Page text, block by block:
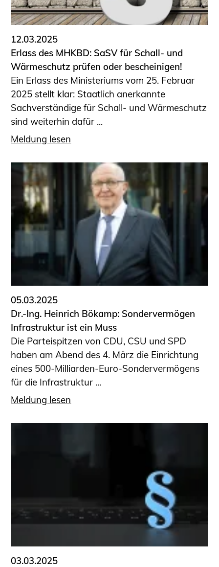
Informationen für Fortbildungsträger
Anträge, Anzeigen, Formulare
Fortbildung/Seminare
Informationen für Ingenieurinnen
und Ingenieure
Recht
Planungswettbewerbe
Publikationen
Stellenbörse
Staatlich anerkannte Sachverständige
Sachverständige
Prüfsachverständige
Qualifizierte Tragwerksplaner/-innen
Bauvorlageberechtigte
Sachkundige für Zustands- und
Funktionsprüfung privater
Abwasserleitungen
Vereinbarungen mit
Ingenieurkammern
Büronachfolge
Zusatzqualifikationen
Geschützter Bereich
Informationen für Auftraggeber und
Verbraucher
Ingenieursuche (Mitglieder der IK-Bau
NRW)
Fachlisten
Projekte für Schülerinnen und Schüler
START.ING. Das Studierenden Praxis-
Wissenswertes für Studierende
Wettbewerbe für Studierende
BLING.BLING.
Presse
12.03.2025
Erlass des MHKBD: SaSV für Schall- und
Wärmeschutz prüfen oder bescheinigen!
Ein Erlass des Ministeriums vom 25. Februar
2025 stellt klar: Staatlich anerkannte
Sachverständige für Schall- und Wärmeschutz
sind weiterhin dafür ...
Meldung lesen
05.03.2025
Dr.-Ing. Heinrich Bökamp: Sondervermögen
Infrastruktur ist ein Muss
Die Parteispitzen von CDU, CSU und SPD
haben am Abend des 4. März die Einrichtung
eines 500-Milliarden-Euro-Sondervermögens
für die Infrastruktur ...
Meldung lesen
03.03.2025